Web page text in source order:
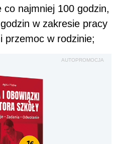
najmniej 100 godzin,
w zakresie pracy
przemoc w rodzinie;
AUTOPROMOCJA